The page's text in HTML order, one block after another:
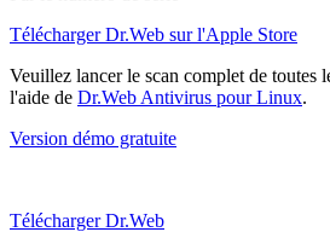
Télécharger Dr.Web sur l'Apple Store
Veuillez lancer le scan complet de toutes
l'aide de Dr.Web Antivirus pour Linux.
Version démo gratuite
Télécharger Dr.Web